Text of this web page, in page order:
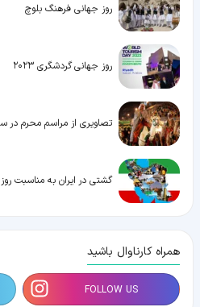
روز جهانی فرهنگ بلوچ
روز جهانی گردشگری ۲۰۲۳
تصاویری از مراسم محرم در
گشتی در ایران به مناسبت روز
همراه کارناوال باشید
FOLLOW US